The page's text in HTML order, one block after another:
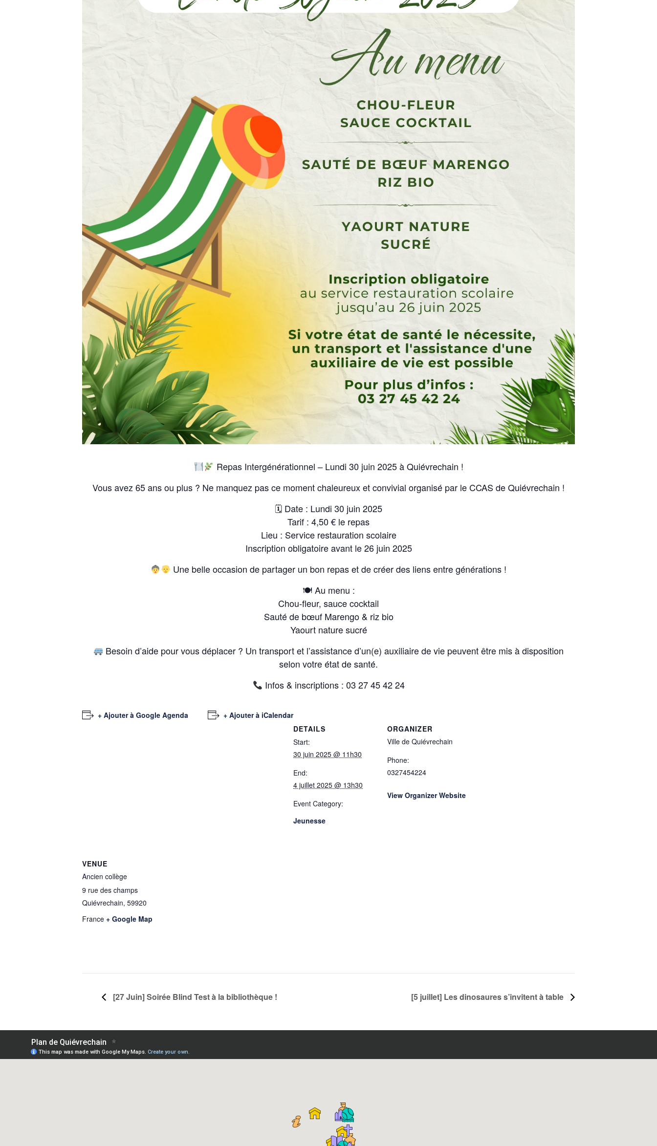
Repas Intergénérationnel – Lundi 30 juin 2025 à Quiévrechain !
Vous avez 65 ans ou plus ? Ne manquez pas ce moment chaleureux et convivial organisé par le CCAS de Quiévrechain !
🗓 Date : Lundi 30 juin 2025
Tarif : 4,50 € le repas
Lieu : Service restauration scolaire
Inscription obligatoire avant le 26 juin 2025
Une belle occasion de partager un bon repas et de créer des liens entre générations !
🍽 Au menu :
Chou-fleur, sauce cocktail
Sauté de bœuf Marengo & riz bio
Yaourt nature sucré
Besoin d’aide pour vous déplacer ? Un transport et l’assistance d’un(e) auxiliaire de vie peuvent être mis à disposition
selon votre état de santé.
Infos & inscriptions : 03 27 45 42 24
+ Ajouter à Google Agenda
+ Ajouter à iCalendar
DETAILS
Start:
30 juin 2025 @ 11h30
End:
4 juillet 2025 @ 13h30
Event Category:
Jeunesse
ORGANIZER
Ville de Quiévrechain
Phone:
0327454224
View Organizer Website
VENUE
Ancien collège
9 rue des champs
Quiévrechain, 59920
France + Google Map
[27 Juin] Soirée Blind Test à la bibliothèque ! [5 juillet] Les dinosaures s’invitent à table